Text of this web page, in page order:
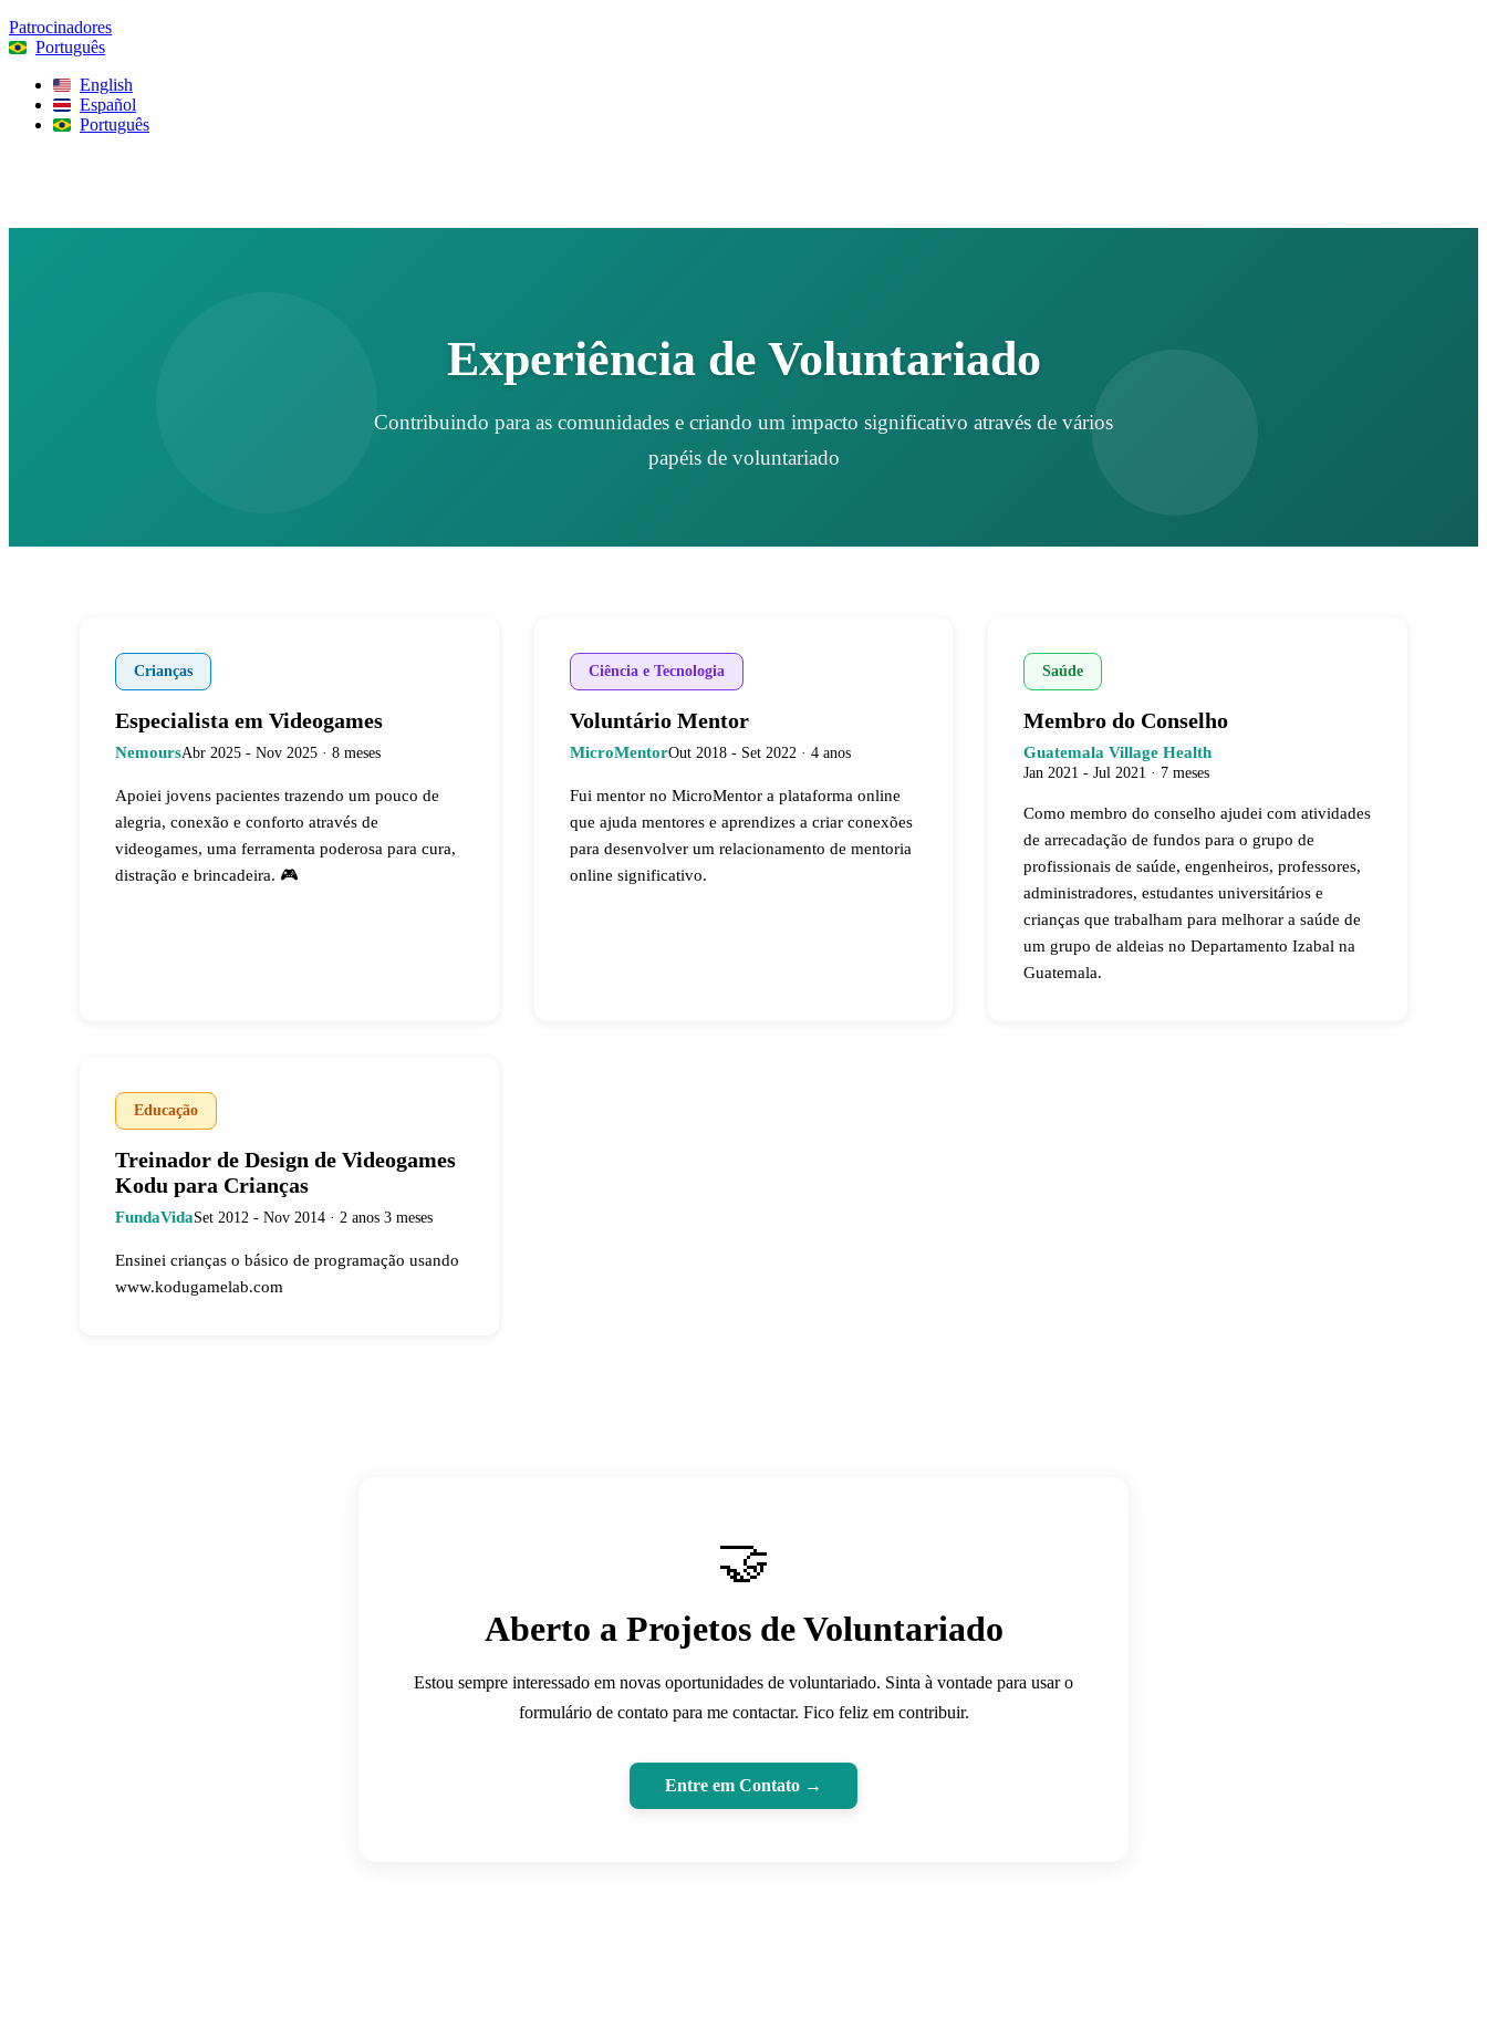
Patrocinadores
Português
English
Español
Português
Experiência de Voluntariado
Contribuindo para as comunidades e criando um impacto significativo através de vários
papéis de voluntariado
Crianças
Especialista em Videogames
NemoursAbr 2025 - Nov 2025 · 8 meses
Apoiei jovens pacientes trazendo um pouco de
alegria, conexão e conforto através de
videogames, uma ferramenta poderosa para cura,
distração e brincadeira. 🎮
Ciência e Tecnologia
Voluntário Mentor
MicroMentorOut 2018 - Set 2022 · 4 anos
Fui mentor no MicroMentor a plataforma online
que ajuda mentores e aprendizes a criar conexões
para desenvolver um relacionamento de mentoria
online significativo.
Saúde
Membro do Conselho
Guatemala Village Health
Jan 2021 - Jul 2021 · 7 meses
Como membro do conselho ajudei com atividades
de arrecadação de fundos para o grupo de
profissionais de saúde, engenheiros, professores,
administradores, estudantes universitários e
crianças que trabalham para melhorar a saúde de
um grupo de aldeias no Departamento Izabal na
Guatemala.
Educação
Treinador de Design de Videogames
Kodu para Crianças
FundaVidaSet 2012 - Nov 2014 · 2 anos 3 meses
Ensinei crianças o básico de programação usando
www.kodugamelab.com
🤝
Aberto a Projetos de Voluntariado
Estou sempre interessado em novas oportunidades de voluntariado. Sinta à vontade para usar o
formulário de contato para me contactar. Fico feliz em contribuir.
Entre em Contato →